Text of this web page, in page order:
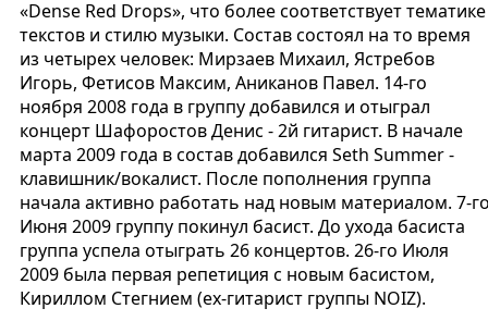
«Dense Red Drops», что более соответствует тематике
текстов и стилю музыки. Состав состоял на то время
из четырех человек: Мирзаев Михаил, Ястребов
Игорь, Фетисов Максим, Аниканов Павел. 14-го
ноября 2008 года в группу добавился и отыграл
концерт Шафоростов Денис - 2й гитарист. В начале
марта 2009 года в состав добавился Seth Summer -
клавишник/вокалист. После пополнения группа
начала активно работать над новым материалом. 7-
Июня 2009 группу покинул басист. До ухода басиста
группа успела отыграть 26 концертов. 26-го Июля
2009 была первая репетиция с новым басистом,
Кириллом Стегнием (ех-гитарист группы NOIZ).